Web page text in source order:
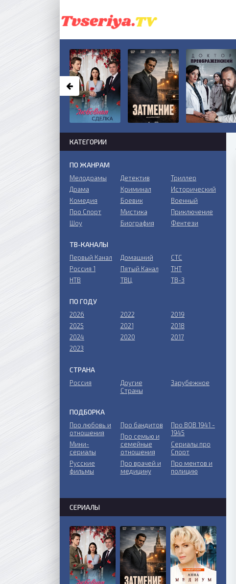
КАТЕГОРИИ
ПО ЖАНРАМ
Мелодрамы
Драма
Комедия
Про Спорт
Шоу
Детектив
Криминал
Боевик
Мистика
Биография
Триллер
Исторический
Военный
Приключение
Фентези
ТВ-КАНАЛЫ
Первый Канал
Россия 1
НТВ
Домашний
Пятый Канал
ТВЦ
СТС
ТНТ
ТВ-3
ПО ГОДУ
2026
2025
2024
2023
2022
2021
2020
2019
2018
2017
СТРАНА
Россия
Другие
Страны
Зарубежное
ПОДБОРКА
Про любовь и
отношения
Мини-
сериалы
Русские
фильмы
Про бандитов
Пpo ceмью и
ceмeйныe
oтнoшeния
Пpo врачей и
медицину
Пpo ВОВ 1941 -
1945
Сериалы про
Спорт
Про ментов и
полицию
СЕРИАЛЫ